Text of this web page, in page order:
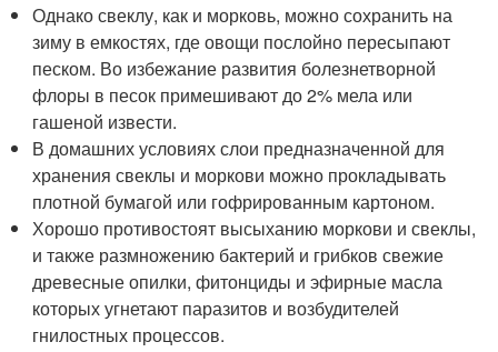
Однако свеклу, как и морковь, можно сохранить на
зиму в емкостях, где овощи послойно пересыпают
песком. Во избежание развития болезнетворной
флоры в песок примешивают до 2% мела или
гашеной извести.
В домашних условиях слои предназначенной для
хранения свеклы и моркови можно прокладывать
плотной бумагой или гофрированным картоном.
Хорошо противостоят высыханию моркови и свеклы,
и также размножению бактерий и грибков свежие
древесные опилки, фитонциды и эфирные масла
которых угнетают паразитов и возбудителей
гнилостных процессов.